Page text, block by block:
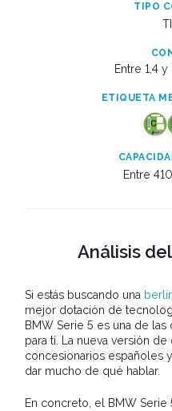
TIPO
Entre 1,4 y
ETIQUETA
Entre
Análisis
Si estás buscando una
mejor dotación de
BMW Serie 5 es una de
para tí. La nueva versión
concesionarios españoles
dar mucho de qué hablar.
En concreto, el BMW